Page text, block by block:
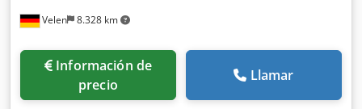
Velen 8.328 km
Información de
precio
Llamar